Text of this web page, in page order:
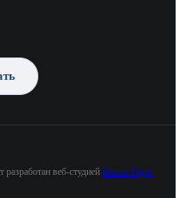
веб-студией Бизнес Идея